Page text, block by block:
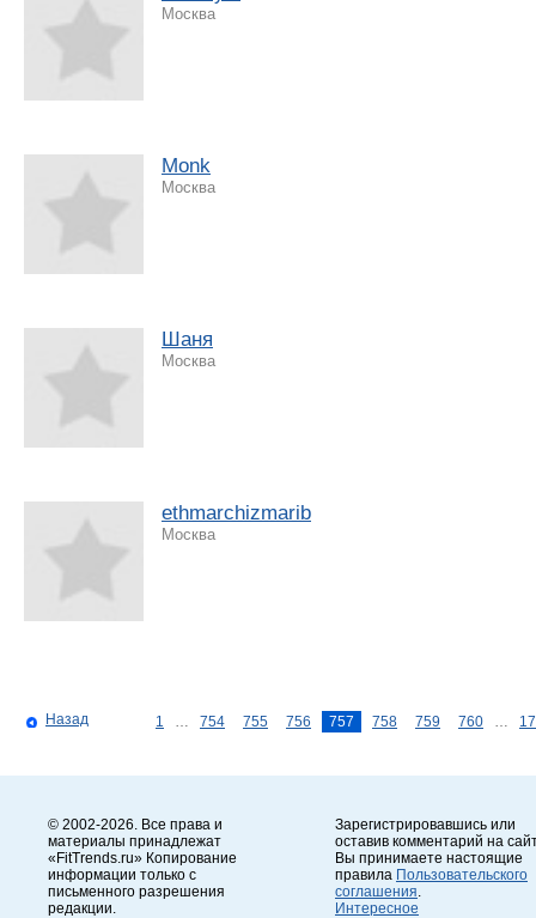
Москва
Monk
Москва
Шаня
Москва
ethmarchizmarib
Москва
Назад 1 754 755 756 757 758 759 760
© 2002-2026. Все права и
материалы принадлежат
«FitTrends.ru» Копирование
информации только с
письменного разрешения
редакции.
Зарегистрировавшись или
оставив комментарий на
Вы принимаете настоящие
правила Пользовательского
соглашения
Интересное